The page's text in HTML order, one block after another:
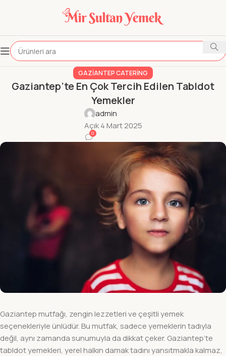
GAZIANTEP CATERING
Gaziantep’te En Çok Tercih Edilen Tabldot
Yemekler
admin
Açık 4 Mart 2025
0
Gaziantep mutfağı, zengin lezzetleri ve çeşitli yemek
seçenekleriyle ünlüdür. Bu mutfak, sadece yemeklerin tadıyla
değil, aynı zamanda sunumuyla da dikkat çeker. Gaziantep’te
tabldot yemekleri, yerel halkın damak tadını yansıtmakla kalmaz,